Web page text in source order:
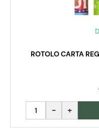
ROTOLO CARTA
Quantità